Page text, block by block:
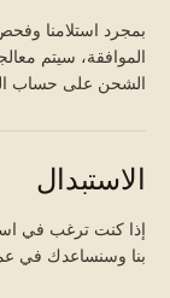
بمجرد استلامنا
الشحن على حساب
الاستبدال
إذا كنت ترغب في
بنا وسنساعدك في